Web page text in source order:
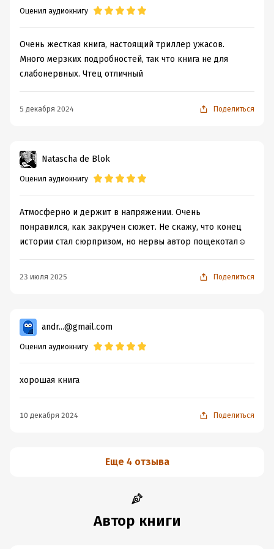
Переводчик:
Оценил аудиокнигу
Очень жесткая книга, настоящий триллер ужасов.
Много мерзких подробностей, так что книга не для
слабонервных. Чтец отличный
5 декабря 2024 Поделиться
Natascha de Blok
Оценил аудиокнигу
Атмосферно и держит в напряжении. Очень
понравился, как закручен сюжет. Не скажу, что конец
истории стал сюрпризом, но нервы автор пощекотал☺️
23 июля 2025 Поделиться
andr...@gmail.com
Оценил аудиокнигу
хорошая книга
10 декабря 2024 Поделиться
Еще 4 отзыва
Автор книги